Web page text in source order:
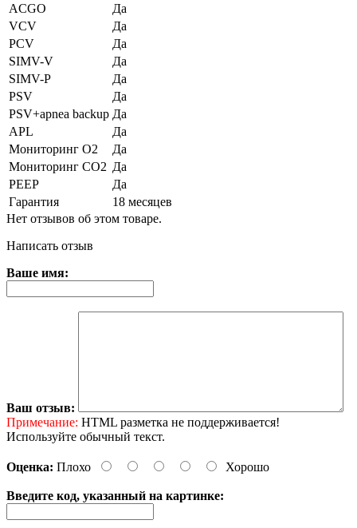
ACGO
Да
VCV
Да
PCV
Да
SIMV-V
Да
SIMV-P
Да
PSV
Да
PSV+apnea backup Да
APL
Да
Мониторинг О2
Да
Мониторинг СО2 Да
PEEP
Да
Гарантия
18 месяцев
Нет отзывов об этом товаре.
Написать отзыв
Ваше имя:
Ваш отзыв:
Примечание: HTML разметка не поддерживается!
Используйте обычный текст.
Оценка: Плохо Хорошо
Введите код, указанный на картинке: